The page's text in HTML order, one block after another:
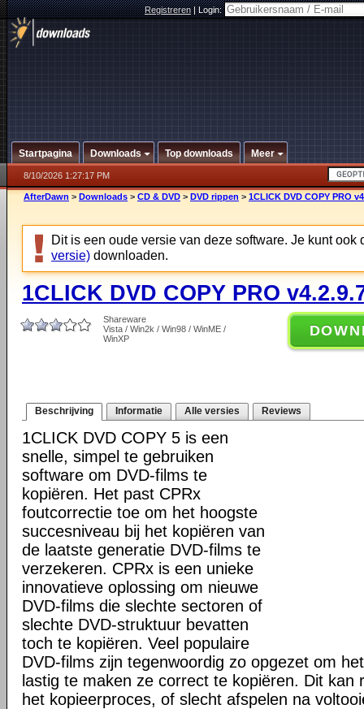
Registreren|Login:
Startpagina Downloads Top downloads Meer
8/10/2026 1:27:17 PM
AfterDawn > Downloads > CD & DVD > DVD rippen > 1CLICK DVD COPY PRO
Dit is een oude versie van deze software. Je kunt ook
versie) downloaden.
1CLICK DVD COPY PRO
Shareware
Vista / Win2k / Win98 / WinME /
WinXP
Beschrijving Informatie Alle versies Reviews
1CLICK DVD COPY 5 is een
snelle, simpel te gebruiken
software om DVD-films te
kopiëren. Het past CPRx
foutcorrectie toe om het hoogste
succesniveau bij het kopiëren van
de laatste generatie DVD-films te
verzekeren. CPRx is een unieke
innovatieve oplossing om nieuwe
DVD-films die slechte sectoren of
slechte DVD-struktuur bevatten
toch te kopiëren. Veel populaire
DVD-films zijn tegenwoordig zo opgezet om
lastig te maken ze correct te kopiëren. Dit kan
het kopieerproces, of slecht afspelen na